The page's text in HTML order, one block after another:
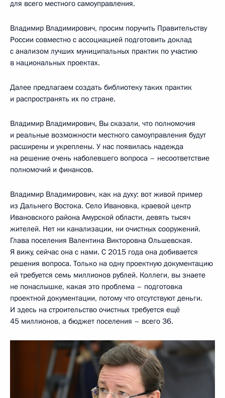
для всего местного самоуправления.
Владимир Владимирович, просим поручить Правительству
России совместно с ассоциацией подготовить доклад
с анализом лучших муниципальных практик по участию
в национальных проектах.
Далее предлагаем создать библиотеку таких практик
и распространять их по стране.
Владимир Владимирович, Вы сказали, что полномочия
и реальные возможности местного самоуправления будут
расширены и укреплены. У нас появилась надежда
на решение очень наболевшего вопроса – несоответствие
полномочий и финансов.
Владимир Владимирович, как на духу: вот живой пример
из Дальнего Востока. Село Ивановка, краевой центр
Ивановского района Амурской области, девять тысяч
жителей. Нет ни канализации, ни очистных сооружений.
Глава поселения Валентина Викторовна Ольшевская.
Я вижу, сейчас она с нами. С 2015 года она добивается
решения вопроса. Только на одну проектную документацию
ей требуется семь миллионов рублей. Коллеги, вы знаете
не понаслышке, какая это проблема – подготовка
проектной документации, потому что отсутствуют деньги.
И здесь на строительство очистных требуется ещё
45 миллионов, а бюджет поселения – всего 36.